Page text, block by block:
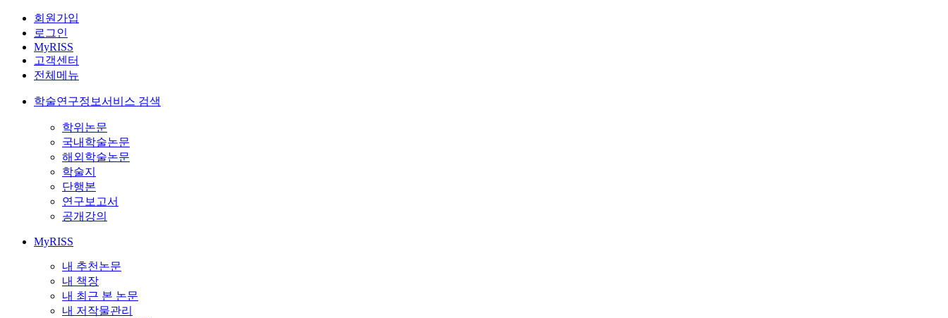
회원가입
로그인
MyRISS
고객센터
전체메뉴
학술연구정보서비스 검색
학위논문
국내학술논문
해외학술논문
학술지
단행본
연구보고서
공개강의
MyRISS
내 추천논문
내 책장
내 최근 본 논문
내 저작물관리